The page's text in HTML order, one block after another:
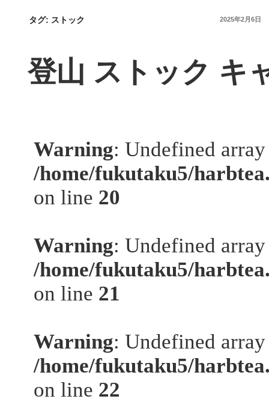
タグ: ストック
投
2025年2月6日
登山 ストック キ